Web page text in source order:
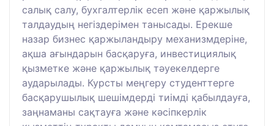
салық салу, бухгалтерлік есеп және қаржылық
талдаудың негіздерімен танысады. Ерекше
назар бизнес қаржыландыру механизмдеріне,
ақша ағындарын басқаруға, инвестициялық
қызметке және қаржылық тәуекелдерге
аударылады. Курсты меңгеру студенттерге
басқарушылық шешімдерді тиімді қабылдауға,
заңнаманы сақтауға және кәсіпкерлік